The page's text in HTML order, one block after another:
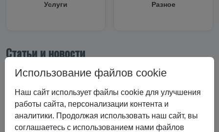
Услуги Разное
Статьи и новости
#Технические характеристики
#Вертикальные криоцилиндры
#Экономика и выбор
Использование файлов cookie
Наш сайт использует файлы cookie для улучшения
работы сайта, персонализации контента и
аналитики. Продолжая использовать наш сайт, вы
соглашаетесь с использованием нами файлов